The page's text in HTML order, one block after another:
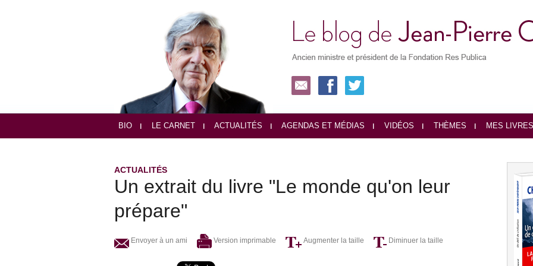
BIO LE CARNET ACTUALITÉS AGENDAS ET MÉDIAS VIDÉOS THÈMES MES LIVRES
ACTUALITÉS
Un extrait du livre "Le monde qu'on leur
prépare"
Envoyer à un ami Version imprimable Augmenter la taille Diminuer la taille